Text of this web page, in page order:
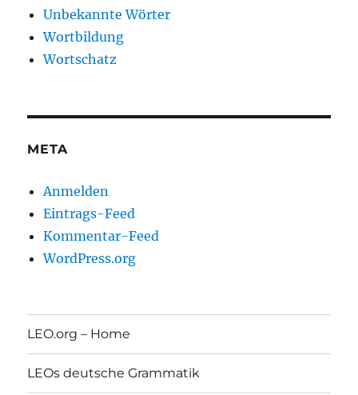
Unbekannte Wörter
Wortbildung
Wortschatz
META
Anmelden
Eintrags-Feed
Kommentar-Feed
WordPress.org
LEO.org – Home
LEOs deutsche Grammatik